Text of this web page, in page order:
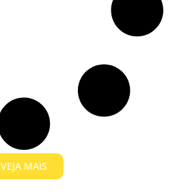
VEJA MAIS